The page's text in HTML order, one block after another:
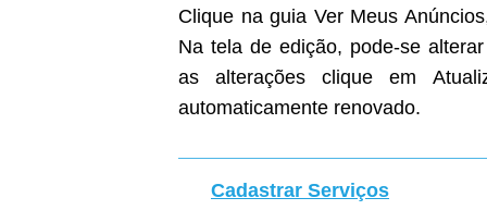
Clique na guia Ver Meus
Na tela de edição, pode-se
as alterações clique em
automaticamente renovado.
Cadastrar Serviços